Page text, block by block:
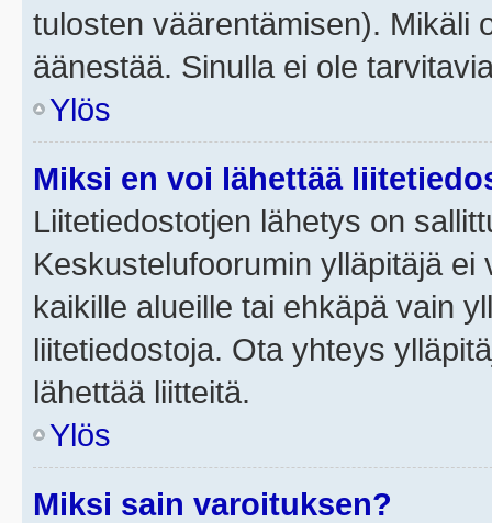
tulosten väärentämisen). Mikäli
äänestää. Sinulla ei ole
Ylös
Miksi en voi lähettää
Liitetiedostotjen lähetys on
Keskustelufoorumin ylläpitäjä
kaikille alueille tai ehkäpä vain
liitetiedostoja. Ota yhteys
lähettää liitteitä.
Ylös
Miksi sain varoituksen?